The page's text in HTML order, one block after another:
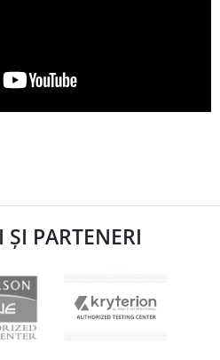
ȘI PARTENERI